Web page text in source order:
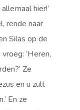
hier!’
rende naar
Silas op de
‘Heren,
Ze
en u zult
En ze